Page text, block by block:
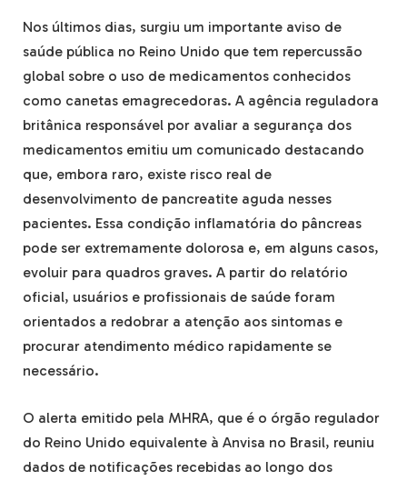
Nos últimos dias, surgiu um importante aviso de
saúde pública no Reino Unido que tem repercussão
global sobre o uso de medicamentos conhecidos
como canetas emagrecedoras. A agência reguladora
britânica responsável por avaliar a segurança dos
medicamentos emitiu um comunicado destacando
que, embora raro, existe risco real de
desenvolvimento de pancreatite aguda nesses
pacientes. Essa condição inflamatória do pâncreas
pode ser extremamente dolorosa e, em alguns casos,
evoluir para quadros graves. A partir do relatório
oficial, usuários e profissionais de saúde foram
orientados a redobrar a atenção aos sintomas e
procurar atendimento médico rapidamente se
necessário.
O alerta emitido pela MHRA, que é o órgão regulador
do Reino Unido equivalente à Anvisa no Brasil, reuniu
dados de notificações recebidas ao longo dos